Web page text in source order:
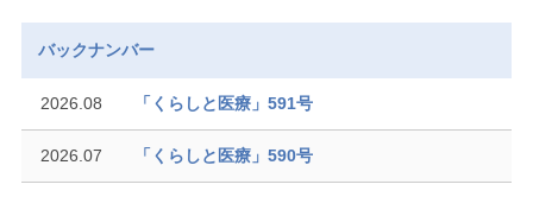
バックナンバー
2026.08 「くらしと医療」591号
2026.07 「くらしと医療」590号